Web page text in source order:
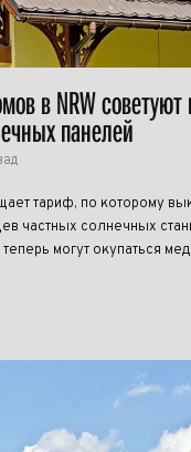
в NRW советуют
панелей
тариф, по которому
частных солнечных
могут окупаться